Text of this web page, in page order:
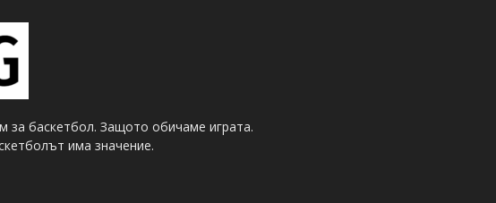
за баскетбол. Защото обичаме играта.
има значение.